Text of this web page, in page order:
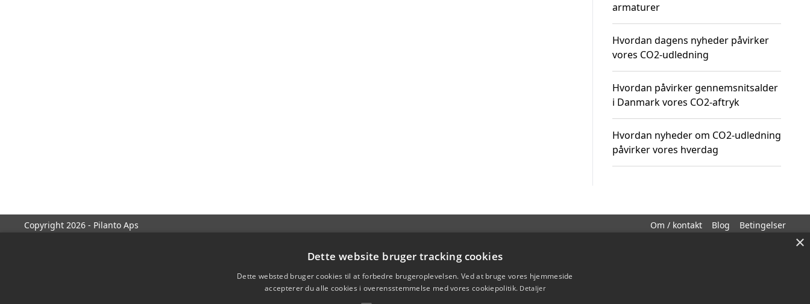
armaturer
Hvordan dagens nyheder påvirker
vores CO2-udledning
Hvordan påvirker gennemsnitsalder
i Danmark vores CO2-aftryk
Hvordan nyheder om CO2-udledning
påvirker vores hverdag
Copyright 2026 - Pilanto Aps Om / kontakt Blog Betingelser
×
Dette website bruger tracking cookies
Dette websted bruger cookies til at forbedre brugeroplevelsen. Ved at bruge vores hjemmeside
accepterer du alle cookies i overensstemmelse med vores cookiepolitik. Detaljer